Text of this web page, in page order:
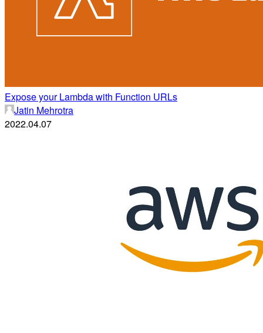
Expose your Lambda with Function URLs
Jatin Mehrotra
2022.04.07